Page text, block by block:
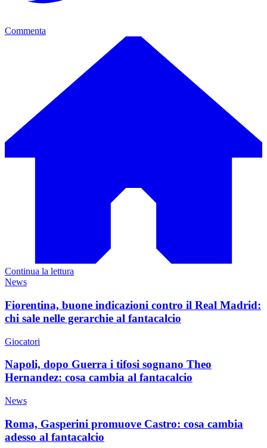
Commenta
Continua la lettura
News
Fiorentina, buone indicazioni contro il Real Madrid:
chi sale nelle gerarchie al fantacalcio
Giocatori
Napoli, dopo Guerra i tifosi sognano Theo
Hernandez: cosa cambia al fantacalcio
News
Roma, Gasperini promuove Castro: cosa cambia
adesso al fantacalcio